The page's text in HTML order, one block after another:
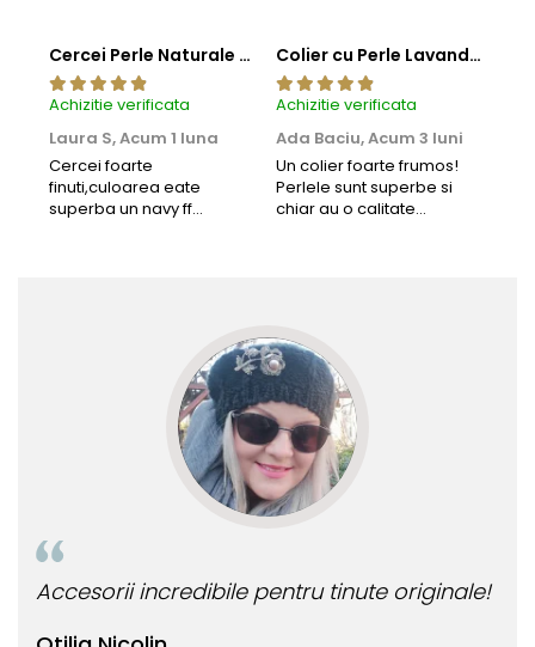
Cercei Perle Naturale Negre 5-6 mm, Buton AAA, Aur 14K (aur 585), Tip Șurub | KASKADDA®
Achizitie verificata
Laura S,Acum 1 luna
Cercei foarte
finuti,culoarea eate
superba un navy ff
Colier cu Perle Lavanda la Baza Gatului, de 4-5 mm, Perle Rare, Calitate AAA+, Aur 14K | KASKADDA®
Achizitie verificata
Ada Baciu,Acum 3 luni
Un colier foarte frumos!
Perlele sunt superbe si
chiar au o calitate
Accesorii incredibile pentru tinute originale!